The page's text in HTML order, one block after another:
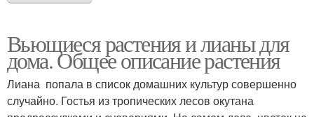
Вьющиеся растения и лианы для
дома. Общее описание растения
Лиана попала в список домашних культур совершенно
случайно. Гостья из тропических лесов окутана